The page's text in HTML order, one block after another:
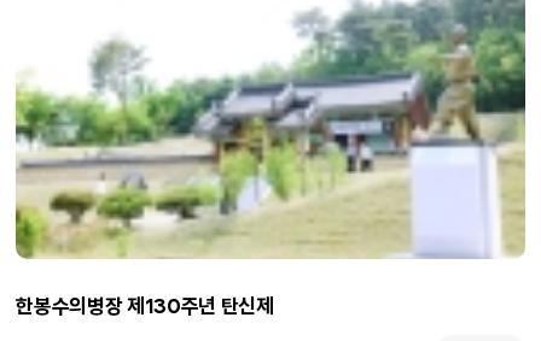
한봉수의병장 제130주년 탄신제